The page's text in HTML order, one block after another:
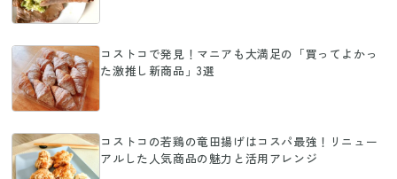
コストコで発見！マニアも大満足の「買ってよかっ
た激推し新商品」3選
コストコの若鶏の竜田揚げはコスパ最強！リニュー
アルした人気商品の魅力と活用アレンジ